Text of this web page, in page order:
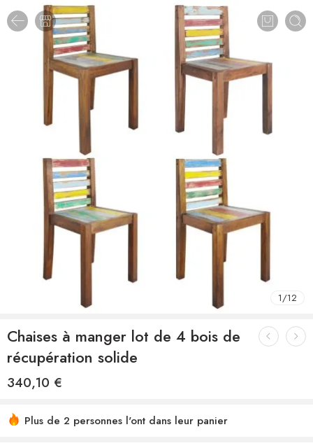
1/12
Chaises à manger lot de 4 bois de
récupération solide
340,10 €
Plus de 2 personnes l'ont dans leur panier